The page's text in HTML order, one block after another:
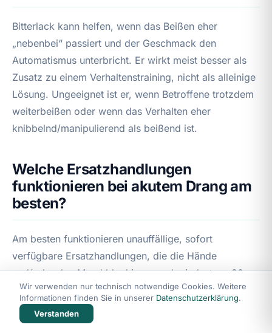
Bitterlack kann helfen, wenn das Beißen eher
„nebenbei“ passiert und der Geschmack den
Automatismus unterbricht. Er wirkt meist besser als
Zusatz zu einem Verhaltenstraining, nicht als alleinige
Lösung. Ungeeignet ist er, wenn Betroffene trotzdem
weiterbeißen oder wenn das Verhalten eher
knibbelnd/manipulierend als beißend ist.
Welche Ersatzhandlungen
funktionieren bei akutem Drang am
besten?
Am besten funktionieren unauffällige, sofort
verfügbare Ersatzhandlungen, die die Hände
und/oder den Mund blockieren und mindestens 30–
60 Sekunden gehalten werden. Beispiele sind
Faustschluss, Hände flach auf den Tisch drücken,
Stressball kneten oder Fingerkuppen gegeneinander
Wir verwenden nur technisch notwendige Cookies. Weitere
Informationen finden Sie in unserer Datenschutzerklärung.
Verstanden